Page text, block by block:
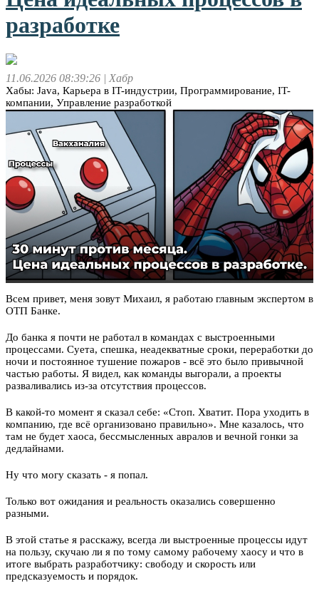
разработке
11.06.2026 08:39:26 | Хабр
Хабы: Java, Карьера в IT-индустрии, Программирование, IT-
компании, Управление разработкой
Всем привет, меня зовут Михаил, я работаю главным экспертом в
ОТП Банке.
До банка я почти не работал в командах с выстроенными
процессами. Суета, спешка, неадекватные сроки, переработки до
ночи и постоянное тушение пожаров - всё это было привычной
частью работы. Я видел, как команды выгорали, а проекты
разваливались из-за отсутствия процессов.
В какой-то момент я сказал себе: «Стоп. Хватит. Пора уходить в
компанию, где всё организовано правильно». Мне казалось, что
там не будет хаоса, бессмысленных авралов и вечной гонки за
дедлайнами.
Ну что могу сказать - я попал.
Только вот ожидания и реальность оказались совершенно
разными.
В этой статье я расскажу, всегда ли выстроенные процессы идут
на пользу, скучаю ли я по тому самому рабочему хаосу и что в
итоге выбрать разработчику: свободу и скорость или
предсказуемость и порядок.